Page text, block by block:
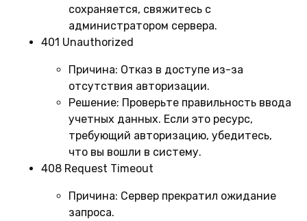
сохраняется, свяжитесь с
администратором сервера.
401 Unauthorized
Причина: Отказ в доступе из-за
отсутствия авторизации.
Решение: Проверьте правильность ввода
учетных данных. Если это ресурс,
требующий авторизацию, убедитесь,
что вы вошли в систему.
408 Request Timeout
Причина: Сервер прекратил ожидание
запроса.